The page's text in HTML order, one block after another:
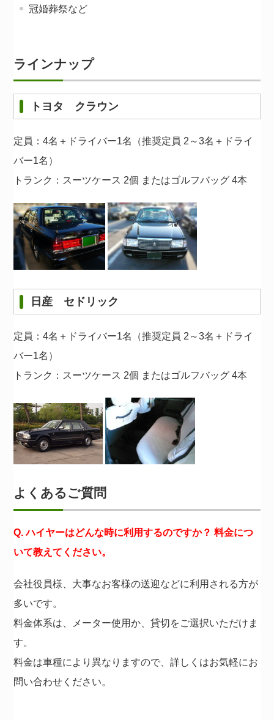
冠婚葬祭など
ラインナップ
トヨタ クラウン
定員：4名＋ドライバー1名（推奨定員 2～3名＋ドライ
バー1名）
トランク：スーツケース 2個 またはゴルフバッグ 4本
日産 セドリック
定員：4名＋ドライバー1名（推奨定員 2～3名＋ドライ
バー1名）
トランク：スーツケース 2個 またはゴルフバッグ 4本
よくあるご質問
Q. ハイヤーはどんな時に利用するのですか？ 料金につ
いて教えてください。
会社役員様、大事なお客様の送迎などに利用される方が
多いです。
料金体系は、メーター使用か、貸切をご選択いただけま
す。
料金は車種により異なりますので、詳しくはお気軽にお
問い合わせください。